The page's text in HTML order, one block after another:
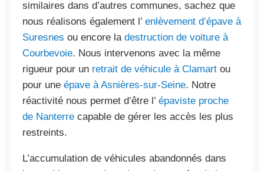
similaires dans d’autres communes, sachez que
nous réalisons également l’ enlèvement d’épave à
Suresnes ou encore la destruction de voiture à
Courbevoie. Nous intervenons avec la même
rigueur pour un retrait de véhicule à Clamart ou
pour une épave à Asnières-sur-Seine. Notre
réactivité nous permet d’être l’ épaviste proche
de Nanterre capable de gérer les accès les plus
restreints.
L’accumulation de véhicules abandonnés dans